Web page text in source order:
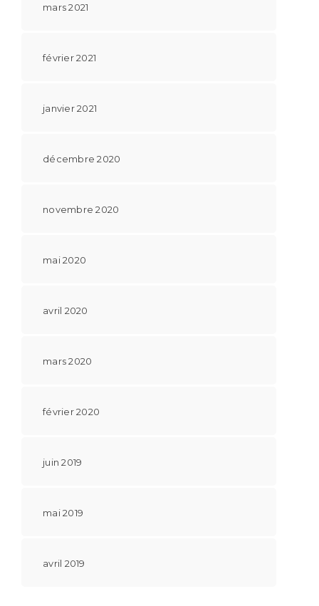
mars 2021
février 2021
janvier 2021
décembre 2020
novembre 2020
mai 2020
avril 2020
mars 2020
février 2020
juin 2019
mai 2019
avril 2019